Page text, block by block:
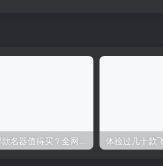
2023年哪款名器值得买？全网最详细的名器推荐！名器测评对比更新！倒模、充气娃娃丨网易春风丨对子哈特R20丨TOMAX大魔王丨NPG丨TENGA丨EXE奶瓶丨GXP丨LOVEFACTOR丨